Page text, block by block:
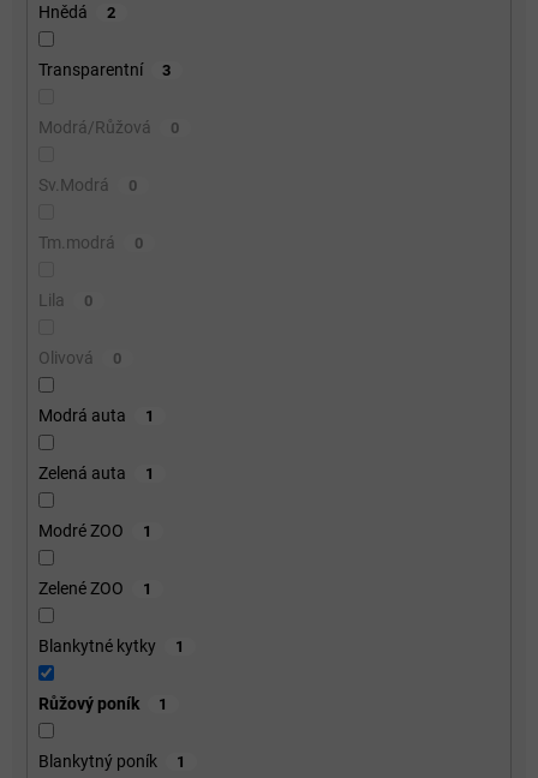
Hnědá 2
Transparentní 3
Modrá/Růžová 0
Sv.Modrá 0
Tm.modrá 0
Lila 0
Olivová 0
Modrá auta 1
Zelená auta 1
Modré ZOO 1
Zelené ZOO 1
Blankytné kytky 1
Růžový poník 1
Blankytný poník 1